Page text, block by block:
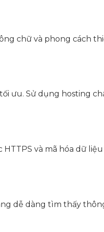
chữ và phong cách
ưu. Sử dụng hosting
và mã hóa dữ
dễ dàng tìm thấy